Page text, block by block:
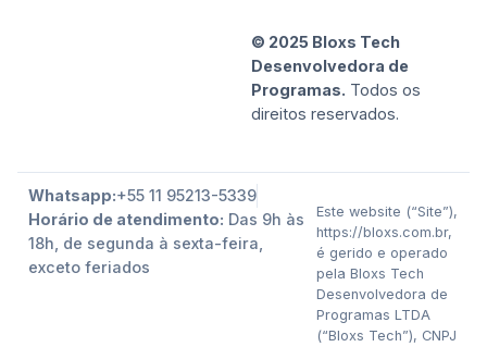
© 2025 Bloxs Tech
Desenvolvedora de
Programas. Todos os
direitos reservados.
Whatsapp:+55 11 95213-5339
Horário de atendimento: Das 9h às
18h, de segunda à sexta-feira,
exceto feriados
Este website (“Site”),
https://bloxs.com.br,
é gerido e operado
pela Bloxs Tech
Desenvolvedora de
Programas LTDA
(“Bloxs Tech”), CNPJ